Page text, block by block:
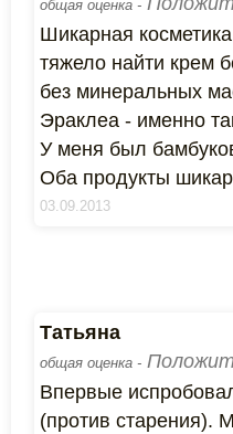
общая оценка -
Шикарная
тяжело найти крем
без минеральных
Эраклеа - именно
У меня был
Оба продукты
03.09.2013
Татьяна
общая оценка -
Впервые
(против старения).